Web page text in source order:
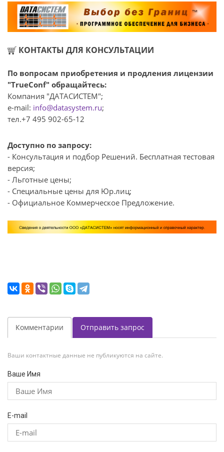
КОНТАКТЫ ДЛЯ КОНСУЛЬТАЦИИ
По вопросам приобретения и продления лицензии
"TrueConf" обращайтесь:
Компания "ДАТАСИСТЕМ";
e-mail: info@datasystem.ru;
тел.+7 495 902-65-12
Доступно по запросу:
- Консультация и подбор Решений. Бесплатная тестовая
версия;
- Льготные цены;
- Специальные цены для Юр.лиц;
- Официальное Коммерческое Предложение.
Комментарии Отправить запрос
Ваши контактные данные не публикуются на сайте.
Ваше Имя
E-mail